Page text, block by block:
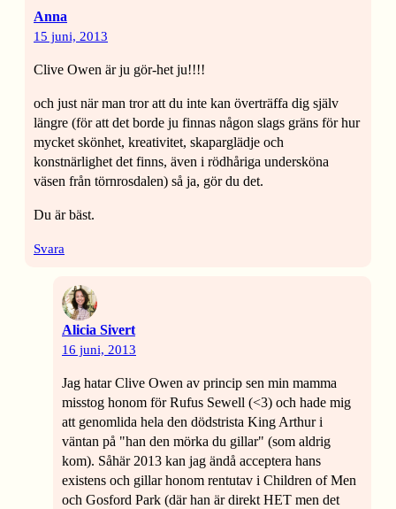
Anna
15 juni, 2013
Clive Owen är ju gör-het ju!!!!
och just när man tror att du inte kan överträffa dig själv
längre (för att det borde ju finnas någon slags gräns för hur
mycket skönhet, kreativitet, skaparglädje och
konstnärlighet det finns, även i rödhåriga undersköna
väsen från törnrosdalen) så ja, gör du det.
Du är bäst.
Svara
Alicia Sivert
16 juni, 2013
Jag hatar Clive Owen av princip sen min mamma
misstog honom för Rufus Sewell (<3) och hade mig
att genomlida hela den dödstrista King Arthur i
väntan på "han den mörka du gillar" (som aldrig
kom). Såhär 2013 kan jag ändå acceptera hans
existens och gillar honom rentutav i Children of Men
och Gosford Park (där han är direkt HET men det